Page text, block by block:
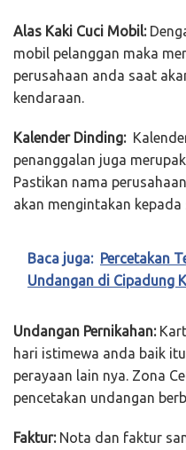
Alas Kaki Cuci Mobil:
mobil pelanggan maka
perusahaan anda saat
kendaraan.
Kalender Dinding:
penanggalan juga
Pastikan nama
akan mengintakan
Baca juga: Percetakan
Undangan di Cipadung
Undangan Pernikahan:
hari istimewa anda baik
perayaan lain nya. Zona
pencetakan undangan
Faktur:Nota dan faktur